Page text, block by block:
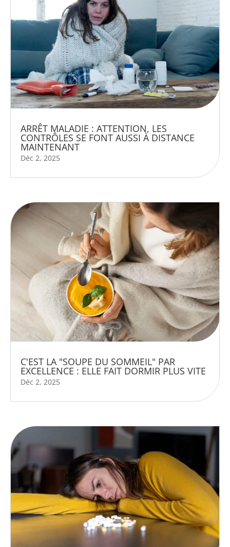
ARRÊT MALADIE : ATTENTION, LES
CONTRÔLES SE FONT AUSSI À DISTANCE
MAINTENANT
Déc 2, 2025
C'EST LA "SOUPE DU SOMMEIL" PAR
EXCELLENCE : ELLE FAIT DORMIR PLUS VITE
Déc 2, 2025